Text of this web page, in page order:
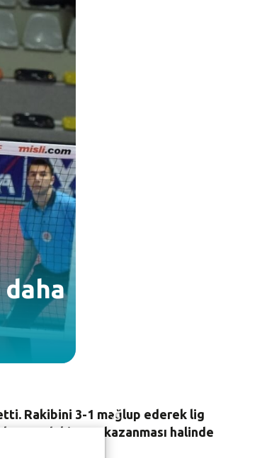
daha
Rakibini 3-1 mağlup ederek lig
maçı kazanması halinde